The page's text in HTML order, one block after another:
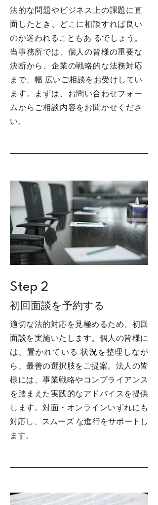
法的な問題やビジネス上の課題に直
⾯したとき、どこに相談すれば良い
のか迷われることもあ るでしょう。
当事務所では、個⼈の皆様の重要な
決断から、企業の戦略的な法務対応
まで、幅 広いご相談をお受けしてい
ます。まずは、お問い合わせフォー
ムからご相談内容をお聞かせくださ
い。
Step 2
初回⾯談を予約する
適切な法的対応を⾒極めるため、初回
⾯談を実施いたします。個⼈の皆様に
は、置かれている 状況を整理しなが
ら、最善の選択肢をご提案。法⼈の皆
様には、事業戦略やコンプライアンス
を踏まえた実践的なアドバイスを提供
します。対⾯・オンラインいずれにも
対応し、スムーズ な進⾏をサポートし
ます。